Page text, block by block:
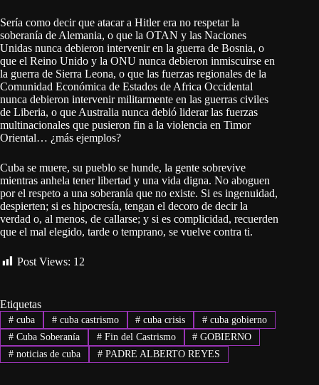
Sería como decir que atacar a Hitler era no respetar la
soberanía de Alemania, o que la OTAN y las Naciones
Unidas nunca debieron intervenir en la guerra de Bosnia, o
que el Reino Unido y la ONU nunca debieron inmiscuirse en
la guerra de Sierra Leona, o que las fuerzas regionales de la
Comunidad Económica de Estados de Africa Occidental
nunca debieron intervenir militarmente en las guerras civiles
de Liberia, o que Australia nunca debió liderar las fuerzas
multinacionales que pusieron fin a la violencia en Timor
Oriental… ¿más ejemplos?
Cuba se muere, su pueblo se hunde, la gente sobrevive
mientras anhela tener libertad y una vida digna. No aboguen
por el respeto a una soberanía que no existe. Si es ingenuidad,
despierten; si es hipocresía, tengan el decoro de decir la
verdad o, al menos, de callarse; y si es complicidad, recuerden
que el mal elegido, tarde o temprano, se vuelve contra ti.
Post Views: 12
Etiquetas
#cuba #cuba castrismo # cuba crisis # cuba gobierno
#Cuba Soberanía #Fin del Castrismo # GOBIERNO
#noticias de cuba #PADRE ALBERTO REYES